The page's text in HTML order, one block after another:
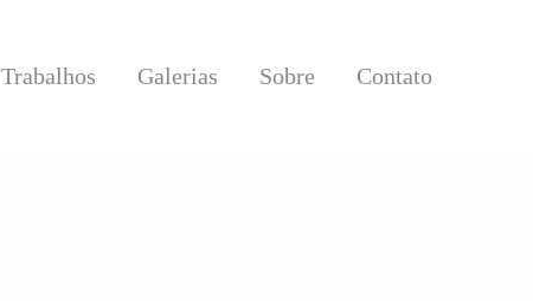
Trabalhos Galerias Sobre Contato